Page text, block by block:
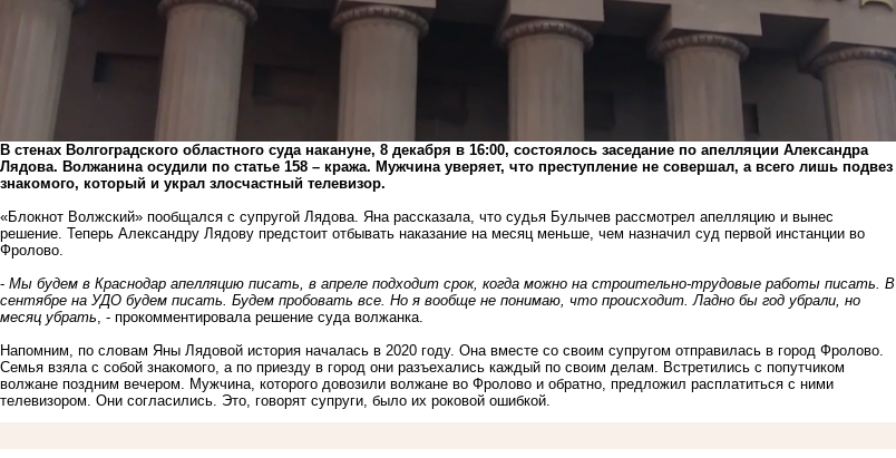
В стенах Волгоградского областного суда накануне, 8 декабря в 16:00, состоялось заседание по апелляции Александра
Лядова. Волжанина осудили по статье 158 – кража. Мужчина уверяет, что преступление не совершал, а всего лишь подвез
знакомого, который и украл злосчастный телевизор.
«Блокнот Волжский» пообщался с супругой Лядова. Яна рассказала, что судья Булычев рассмотрел апелляцию и вынес
решение. Теперь Александру Лядову предстоит отбывать наказание на месяц меньше, чем назначил суд первой инстанции во
Фролово.
- Мы будем в Краснодар апелляцию писать, в апреле подходит срок, когда можно на строительно-трудовые работы писать. В
сентябре на УДО будем писать. Будем пробовать все. Но я вообще не понимаю, что происходит. Ладно бы год убрали, но
месяц убрать, - прокомментировала решение суда волжанка.
Напомним, по словам Яны Лядовой история началась в 2020 году. Она вместе со своим супругом отправилась в город Фролово.
Семья взяла с собой знакомого, а по приезду в город они разъехались каждый по своим делам. Встретились с попутчиком
волжане поздним вечером. Мужчина, которого довозили волжане во Фролово и обратно, предложил расплатиться с ними
телевизором. Они согласились. Это, говорят супруги, было их роковой ошибкой.